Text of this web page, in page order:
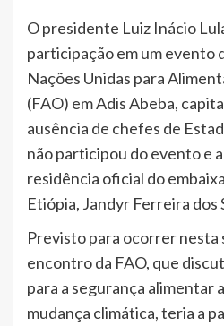
O presidente Luiz Inácio
participação em um evento
Nações Unidas para
(FAO) em Adis Abeba,
ausência de chefes de
não participou do evento e
residência oficial do
Etiópia, Jandyr Ferreira dos
Previsto para ocorrer nesta
encontro da FAO, que
para a segurança alimentar
mudança climática, teria a